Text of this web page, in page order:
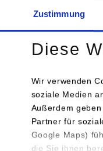
Zustimmung
Diese
Wir verwenden
soziale Medien
Außerdem
Partner für
Google Maps)
die Sie ihnen
Wirtschaft